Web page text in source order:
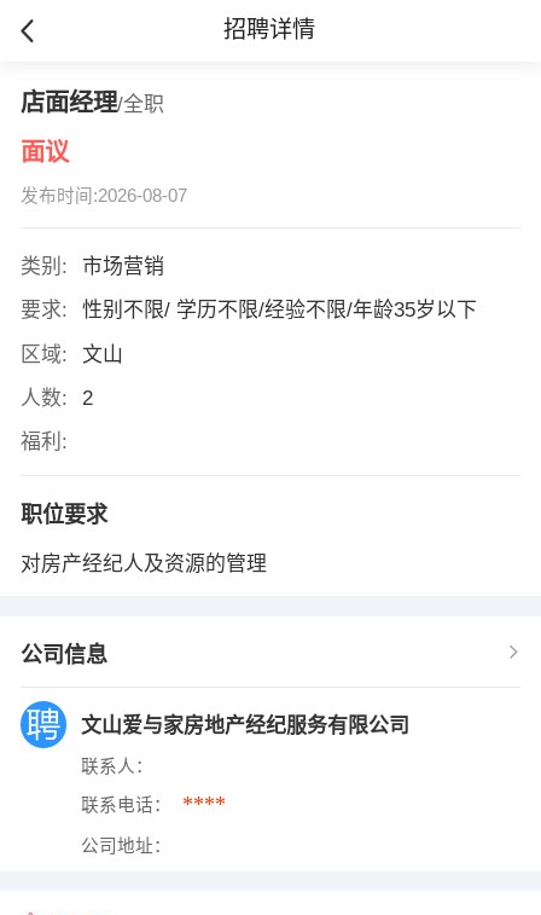
招聘详情
店面经理/全职
面议
发布时间:2026-08-07
类别:
市场营销
要求:
性别不限/ 学历不限/经验不限/年龄35岁以下
区域:
文山
人数:
2
福利:
职位要求
对房产经纪人及资源的管理
公司信息
文山爱与家房地产经纪服务有限公司
联系人：
联系电话： ****
公司地址：